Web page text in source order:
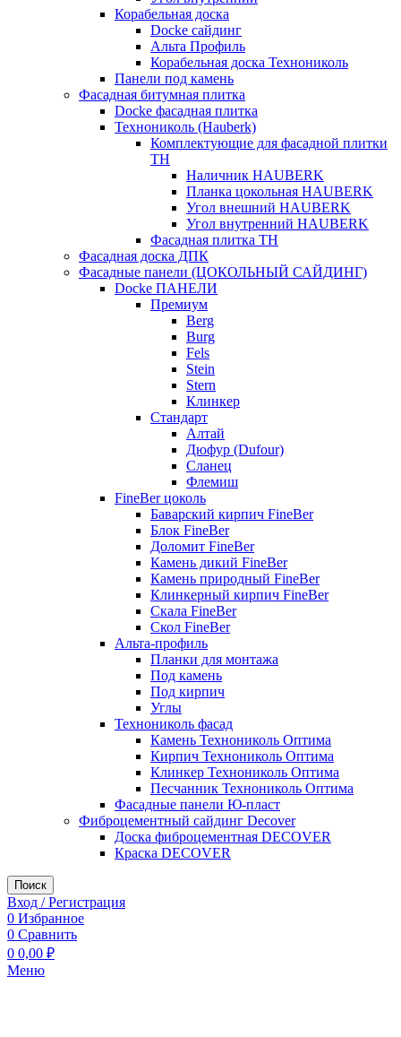
Корабельная доска
Docke сайдинг
Альта Профиль
Корабельная доска Технониколь
Панели под камень
Фасадная битумная плитка
Docke фасадная плитка
Технониколь (Hauberk)
Комплектующие для фасадной плитки
ТН
Наличник HAUBERK
Планка цокольная HAUBERK
Угол внешний HAUBERK
Угол внутренний HAUBERK
Фасадная плитка ТН
Фасадная доска ДПК
Фасадные панели (ЦОКОЛЬНЫЙ САЙДИНГ)
Docke ПАНЕЛИ
Премиум
Berg
Burg
Fels
Stein
Stern
Клинкер
Стандарт
Алтай
Дюфур (Dufour)
Сланец
Флемиш
FineBer цоколь
Баварский кирпич FineBer
Блок FineBer
Доломит FineBer
Камень дикий FineBer
Камень природный FineBer
Клинкерный кирпич FineBer
Скала FineBer
Скол FineBer
Альта-профиль
Планки для монтажа
Под камень
Под кирпич
Углы
Технониколь фасад
Камень Технониколь Оптима
Кирпич Технониколь Оптима
Клинкер Технониколь Оптима
Песчанник Технониколь Оптима
Фасадные панели Ю-пласт
Фиброцементный сайдинг Decover
Доска фиброцементная DECOVER
Краска DECOVER
Поиск
Вход / Регистрация
0 Избранное
0 Сравнить
0 0,00 ₽
Меню